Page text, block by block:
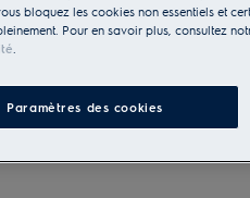
bloquez les cookies non essentiels et
Pour en savoir plus, consultez
.
Paramètres des cookies